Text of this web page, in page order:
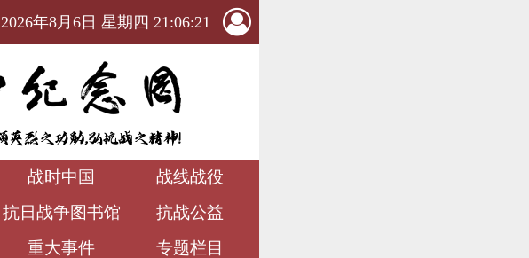
2026年8月6日 星期四 21:06:22
战时中国
战线战役
抗日战争图书馆
抗战公益
重大事件
专题栏目